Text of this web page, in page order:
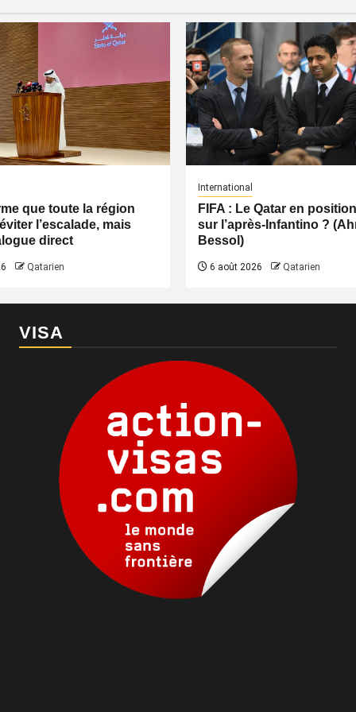
que toute la région
l’escalade, mais
direct
Qatarien
International
FIFA : Le Qatar en
sur l’après-Infantino ?
Bessol)
6 août 2026 Qatarien
VISA